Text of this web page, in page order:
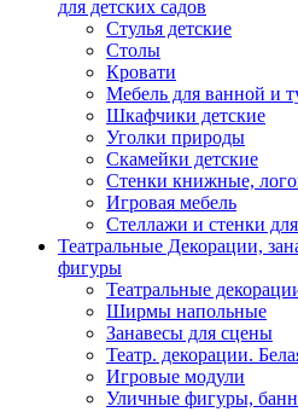
для детских садов
Стулья детские
Столы
Кровати
Мебель для ванной и
Шкафчики детские
Уголки природы
Скамейки детские
Стенки книжные,
Игровая мебель
Стеллажи и стенки
Театральные Декорации,
фигуры
Театральные
Ширмы напольные
Занавесы для сцены
Театр. декорации.
Игровые модули
Уличные фигуры,